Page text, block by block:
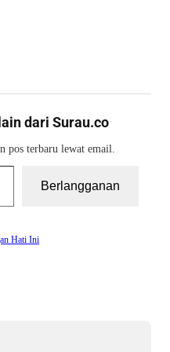
dari Surau.co
pos terbaru lewat email.
Berlangganan
Hati Ini